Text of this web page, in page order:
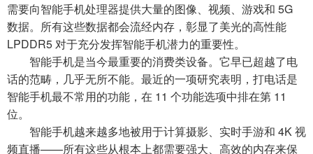
需要向智能手机处理器提供大量的图像、视频、游戏和 5G
数据。所有这些数据都会流经内存，彰显了美光的高性能
LPDDR5 对于充分发挥智能手机潜力的重要性。
智能手机是当今最重要的消费类设备。它早已超越了电
话的范畴，几乎无所不能。最近的一项研究表明，打电话是
智能手机最不常用的功能，在 11 个功能选项中排在第 11
位。
智能手机越来越多地被用于计算摄影、实时手游和 4K 视
频直播——所有这些从根本上都需要强大、高效的内存来保